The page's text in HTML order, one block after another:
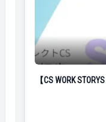
【CS WORK
【CS WORK